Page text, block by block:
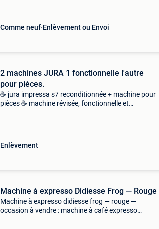
Comme neuf Enlèvement ou Envoi
2 machines JURA 1 fonctionnelle l'autre
pour pièces.
☕ jura impressa s7 reconditionnée + machine pour
pièces ☕ machine révisée, fonctionnelle et
Enlèvement
Machine à expresso Didiesse Frog — Rouge
Machine à expresso didiesse frog — rouge —
occasion à vendre : machine à café expresso